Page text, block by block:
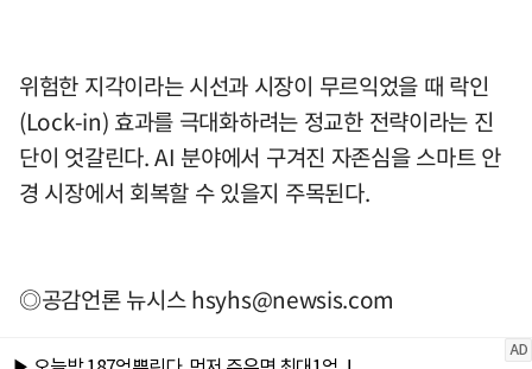
위험한 지각이라는 시선과 시장이 무르익었을 때 락인
(Lock-in) 효과를 극대화하려는 정교한 전략이라는 진
단이 엇갈린다. AI 분야에서 구겨진 자존심을 스마트 안
경 시장에서 회복할 수 있을지 주목된다.
◎공감언론 뉴시스hsyhs@newsis.com